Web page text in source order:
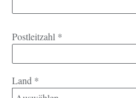
Postleitzahl *
Land *